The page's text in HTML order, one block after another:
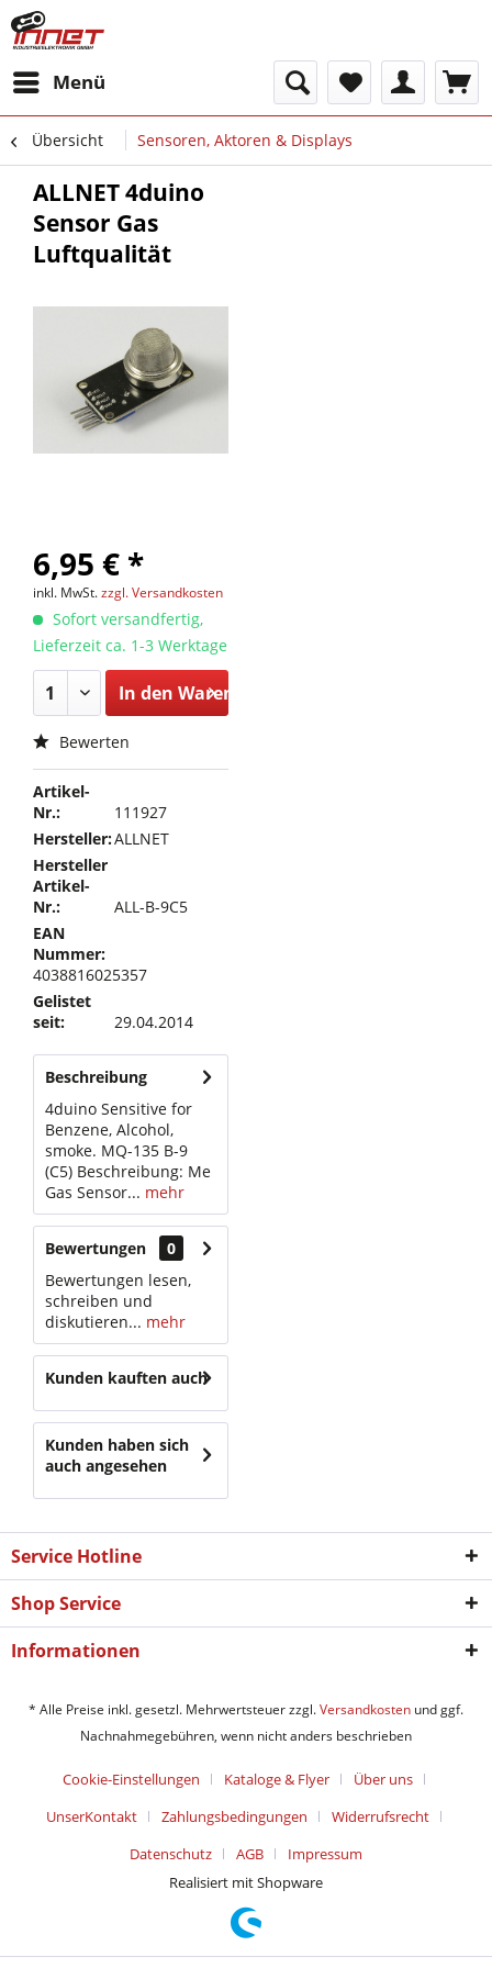
Menü
Übersicht Sensoren, Aktoren & Displays
ALLNET 4duino
Sensor Gas
Luftqualität
6,95 € *
inkl. MwSt.zzgl. Versandkosten
Sofort versandfertig,
Lieferzeit ca. 1-3 Werktage
In den Warenkorb
Bewerten
Artikel-
Nr.:
111927
Hersteller:ALLNET
Hersteller
Artikel-
Nr.:
ALL-B-9C5
EAN
Nummer:
4038816025357
Gelistet
seit:
29.04.2014
Beschreibung
4duino Sensitive for
Benzene, Alcohol,
smoke. MQ-135 B-9
(C5) Beschreibung: Me
Gas Sensor... mehr
Bewertungen
0
Bewertungen lesen,
schreiben und
diskutieren... mehr
Kunden kauften auch
Kunden haben sich
auch angesehen
Service Hotline
Shop Service
Informationen
* Alle Preise inkl. gesetzl. Mehrwertsteuer zzgl.Versandkosten und ggf.
Nachnahmegebühren, wenn nicht anders beschrieben
Cookie-Einstellungen Kataloge & Flyer
Über uns
UnserKontakt
Zahlungsbedingungen
Widerrufsrecht
Datenschutz
AGB
Impressum
Realisiert mit Shopware